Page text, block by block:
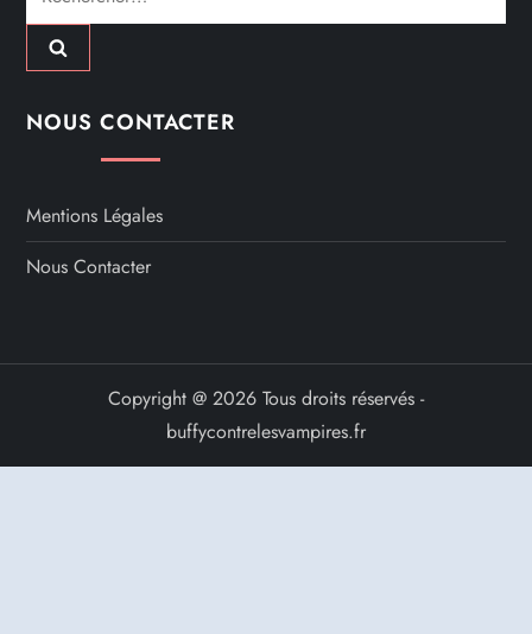
NOUS CONTACTER
Mentions Légales
Nous Contacter
Copyright @ 2026 Tous droits réservés -
buffycontrelesvampires.fr